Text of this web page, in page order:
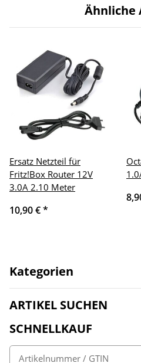
Ähnliche
Ersatz Netzteil für
Fritz!Box Router 12V
3.0A 2.10 Meter
10,90 €*
Kategorien
ARTIKEL SUCHEN
SCHNELLKAUF